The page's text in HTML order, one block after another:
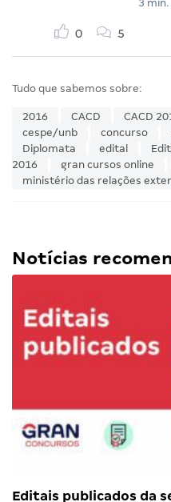
3
0 5
Tudo que sabemos sobre:
2016 CACD CACD
cespe/unb
concurso
Diplomata
edital
2016
gran cursos online
ministério das relações
Notícias
Editais publicados da